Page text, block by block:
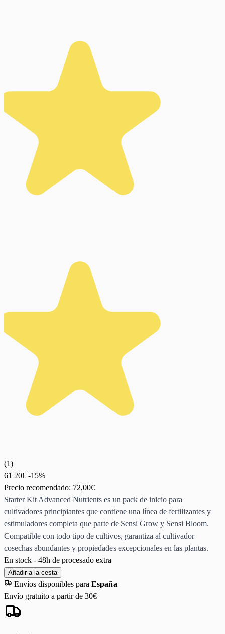
(1)
61 20€ -15%
Precio recomendado: 72,00€
Starter Kit Advanced Nutrients es un pack de inicio para
cultivadores principiantes que contiene una línea de fertilizantes y
estimuladores completa que parte de Sensi Grow y Sensi Bloom.
Compatible con todo tipo de cultivos, garantiza al cultivador
cosechas abundantes y propiedades excepcionales en las plantas.
En stock - 48h de procesado extra
Añadir a la cesta
Envíos disponibles para España
Envío gratuito a partir de 30€